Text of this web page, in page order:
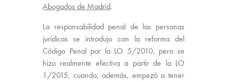
Abogados de Madrid.
La responsabilidad penal de las personas
jurídicas se introdujo con la reforma del
Código Penal por la LO 5/2010, pero se
hizo realmente efectiva a partir de la LO
1/2015, cuando, además, empezó a tener